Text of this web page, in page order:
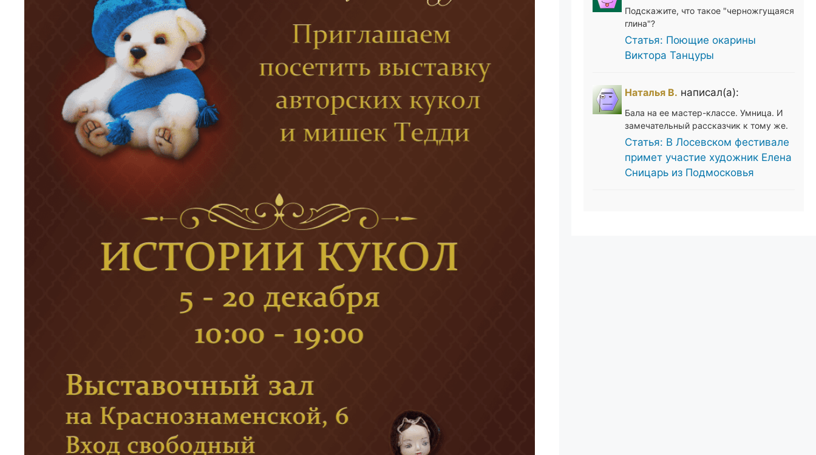
Подскажите, что такое "черножгущаяся
глина"?
Статья: Поющие окарины
Виктора Танцуры
Наталья В. написал(а):
Бала на ее мастер-классе. Умница. И
замечательный рассказчик к тому же.
Статья: В Лосевском фестивале
примет участие художник Елена
Сницарь из Подмосковья